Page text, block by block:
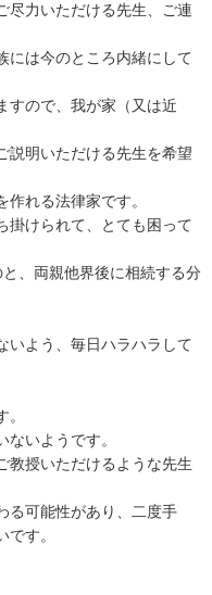
尽力いただける先生、ご連
には今のところ内緒にして
すので、我が家（又は近
説明いただける先生を希望
れる法律家です。
掛けられて、とても困って
、両親他界後に相続する分
いよう、毎日ハラハラして
いようです。
教授いただけるような先生
る可能性があり、二度手
す。